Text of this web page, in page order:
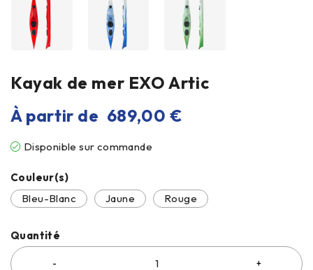
Kayak de mer EXO Artic
À partir de 689,00€
Disponible sur commande
Couleur(s)
Bleu-Blanc
Jaune Rouge
Quantité